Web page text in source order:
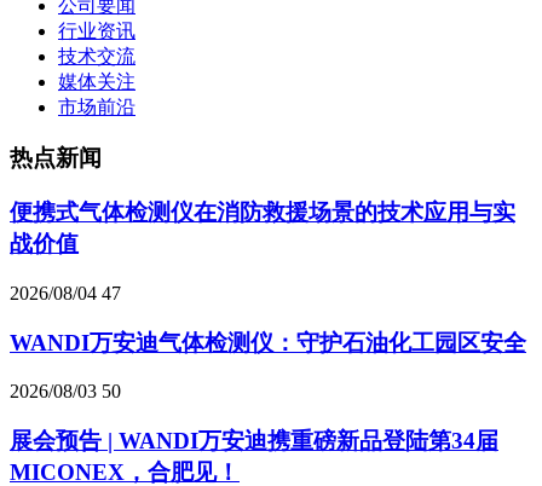
公司要闻
行业资讯
技术交流
媒体关注
市场前沿
热点新闻
便携式气体检测仪在消防救援场景的技术应用与实
战价值
2026/08/04 47
WANDI万安迪气体检测仪：守护石油化工园区安全
2026/08/03 50
展会预告 | WANDI万安迪携重磅新品登陆第34届
MICONEX，合肥见！